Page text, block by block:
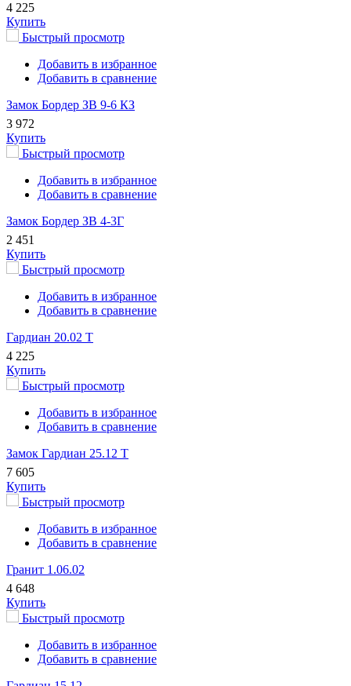
4 225
Купить
Быстрый просмотр
Добавить в избранное
Добавить в сравнение
Замок Бордер ЗВ 9-6 КЗ
3 972
Купить
Быстрый просмотр
Добавить в избранное
Добавить в сравнение
Замок Бордер ЗВ 4-3Г
2 451
Купить
Быстрый просмотр
Добавить в избранное
Добавить в сравнение
Гардиан 20.02 Т
4 225
Купить
Быстрый просмотр
Добавить в избранное
Добавить в сравнение
Замок Гардиан 25.12 Т
7 605
Купить
Быстрый просмотр
Добавить в избранное
Добавить в сравнение
Гранит 1.06.02
4 648
Купить
Быстрый просмотр
Добавить в избранное
Добавить в сравнение